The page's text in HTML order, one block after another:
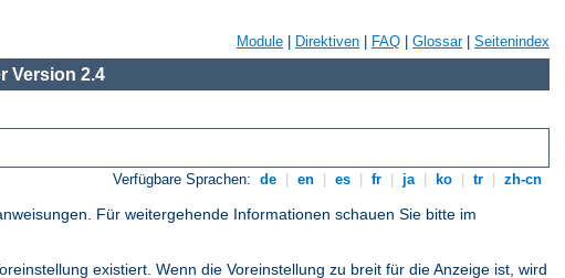
Module Direktiven FAQ Glossar| Seitenindex
Version 2.4
Verfügbare Sprachen: de en es fr ja ko tr zh-cn
Für weitergehende Informationen schauen Sie bitte im
existiert. Wenn die Voreinstellung zu breit für die Anzeige ist, wird